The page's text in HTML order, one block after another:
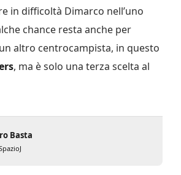
in difficoltà Dimarco nell’uno
chance resta anche per
altro centrocampista, in questo
, ma è solo una terza scelta al
Basta